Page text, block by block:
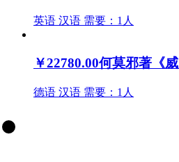
英语 汉语 需要：1人
￥22780.00何莫邪著《
德语 汉语 需要：1人